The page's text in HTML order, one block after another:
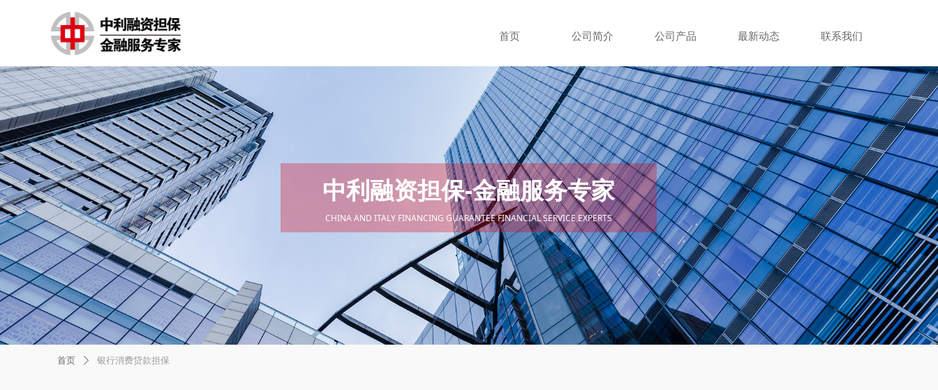
首页 公司简介 公司产品 最新动态 联系我们
中利融资担保-金融服务专家
CHINA AND ITALY FINANCING GUARANTEE FINANCIAL SERVICE EXPERTS
首页 ꄲ 银行消费贷款担保